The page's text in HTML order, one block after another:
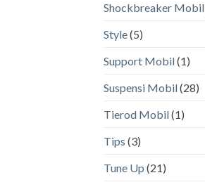
Shockbreaker Mobil
Style(5)
Support Mobil(1)
Suspensi Mobil(28)
Tierod Mobil(1)
Tips (3)
Tune Up (21)